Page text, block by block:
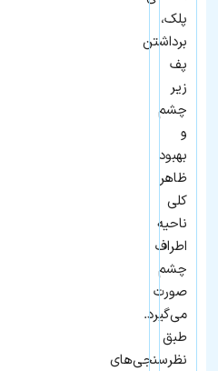
پلک،
برداشتن
پف
زیر
چشم
و
بهبود
ظاهر
کلی
ناحیه
اطراف
چشم
صورت
می‌گیرد.
طبق
نظرسنجی‌های